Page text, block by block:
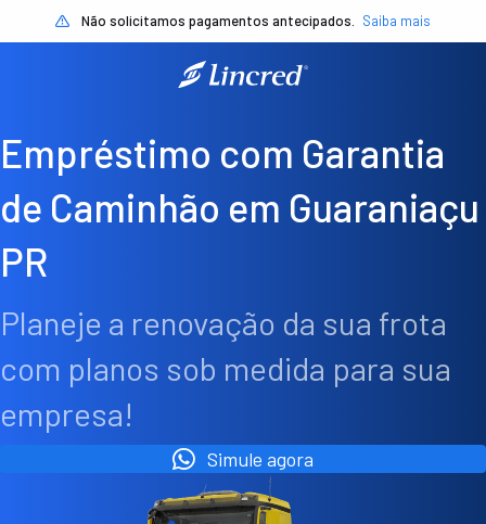
Não solicitamos pagamentos antecipados. Saiba mais
Empréstimo com Garantia
de Caminhão em Guaraniaçu
PR
Planeje a renovação da sua frota
com planos sob medida para sua
empresa!
Simule agora